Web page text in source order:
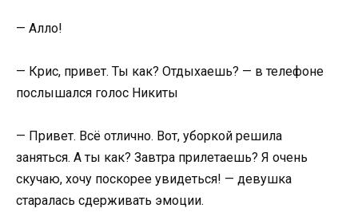
— Алло!
— Крис, привет. Ты как? Отдыхаешь? — в телефоне
послышался голос Никиты
— Привет. Всё отлично. Вот, уборкой решила
заняться. А ты как? Завтра прилетаешь? Я очень
скучаю, хочу поскорее увидеться! — девушка
старалась сдерживать эмоции.